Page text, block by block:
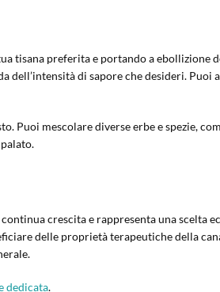
tisana preferita e portando a ebollizione
dell’intensità di sapore che desideri.
Puoi mescolare diverse erbe e spezie,
crescita e rappresenta una scelta
delle proprietà terapeutiche della
dedicata.